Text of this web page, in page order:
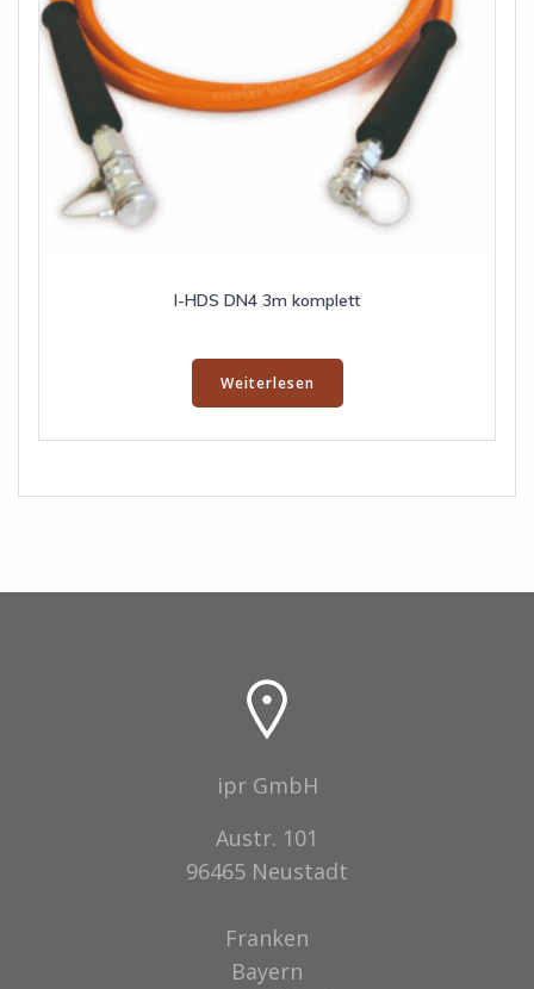
I-HDS DN4 3m komplett
Weiterlesen
ipr GmbH
Austr. 101
96465 Neustadt
Franken
Bayern